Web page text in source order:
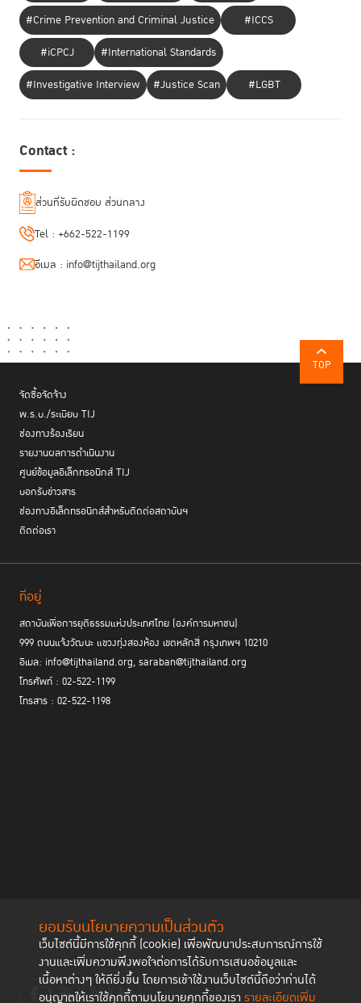
ยอมรับนโยบายความเป็นส่วนตัว
เว็บไซต์นี้มีการใช้คุกกี้ (cookie) เพื่อพัฒนาประสบการณ์การใช้
งานและเพิ่มความพึงพอใจต่อการได้รับการเสนอข้อมูลและ
เนื้อหาต่างๆ ให้ดียิ่งขึ้น โดยการเข้าใช้งานเว็บไซต์นี้ถือว่าท่านได้
อนุญาตให้เราใช้คุกกี้ตามนโยบายคุกกี้ของเรา รายละเอียดเพิ่ม
#Crime Prevention and Criminal Justice
#ICCS
#iCPCJ
#International Standards
#Investigative Interview
#Justice Scan #LGBT
Contact :
ส่วนที่รับผิดชอบ ส่วนกลาง
Tel : +662-522-1199
อีเมล : info@tijthailand.org
TOP
จัดซื้อจัดจ้าง
พ.ร.บ./ระเบียบ TIJ
ช่องทางร้องเรียน
รายงานผลการดำเนินงาน
ศูนย์ข้อมูลอิเล็กทรอนิกส์ TIJ
บอกรับข่าวสาร
ช่องทางอิเล็กทรอนิกส์สำหรับติดต่อสถาบันฯ
ติดต่อเรา
ที่อยู่
สถาบันเพื่อการยุติธรรมแห่งประเทศไทย (องค์การมหาชน)
999 ถนนแจ้งวัฒนะ แขวงทุ่งสองห้อง เขตหลักสี่ กรุงเทพฯ 10210
อีเมล: info@tijthailand.org, saraban@tijthailand.org
โทรศัพท์ : 02-522-1199
โทรสาร : 02-522-1198
ติดตามช่องทาง social